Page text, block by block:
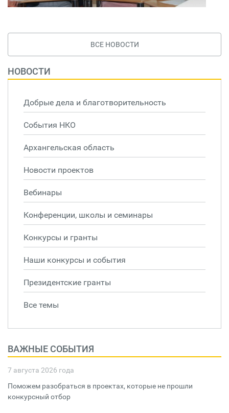
ВСЕ НОВОСТИ
НОВОСТИ
Добрые дела и благотворительность
События НКО
Архангельская область
Новости проектов
Вебинары
Конференции, школы и семинары
Конкурсы и гранты
Наши конкурсы и события
Президентские гранты
Все темы
ВАЖНЫЕ СОБЫТИЯ
7 августа 2026 года
Поможем разобраться в проектах, которые не прошли
конкурсный отбор